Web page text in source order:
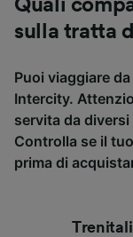
Quali
sulla tratta
Puoi viaggiare
Intercity.
servita da
Controlla se il
prima di